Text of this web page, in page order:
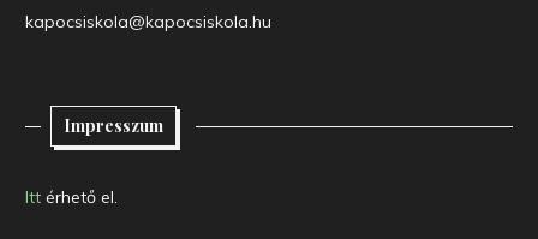
kapocsiskola@kapocsiskola.hu
Impresszum
Itt érhető el.